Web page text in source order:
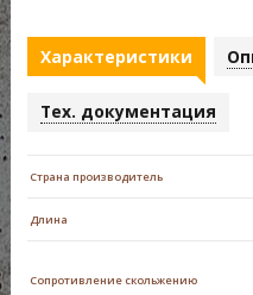
Характеристики
Тех. документация
Страна производитель
Длина
Сопротивление скольжению